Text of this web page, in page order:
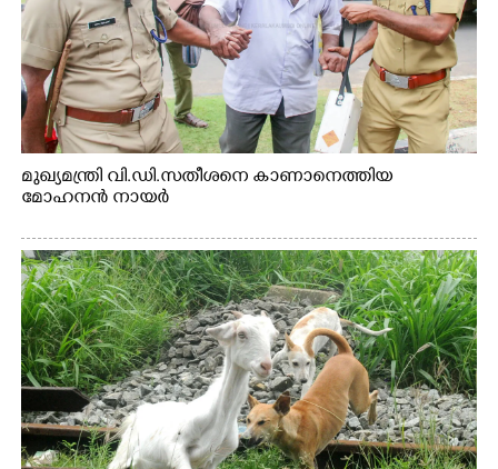
മുഖ്യമന്ത്രി വി.ഡി.സതീശനെ കാണാനെത്തിയ
മോഹനൻ നായർ